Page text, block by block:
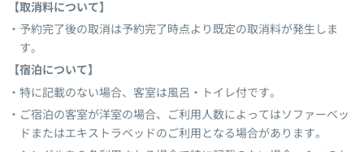
【取消料について】
予約完了後の取消は予約完了時点より既定の取消料が発生しま
す。
【宿泊について】
特に記載のない場合、客室は風呂・トイレ付です。
ご宿泊の客室が洋室の場合、ご利用人数によってはソファーベッ
ドまたはエキストラベッドのご利用となる場合があります。